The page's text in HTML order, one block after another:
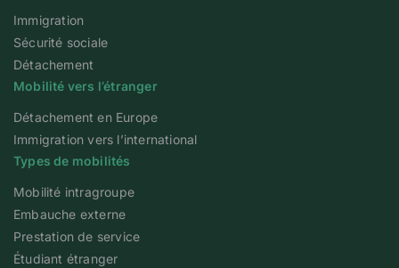
Immigration
Sécurité sociale
Détachement
Mobilité vers l’étranger
Détachement en Europe
Immigration vers l’international
Types de mobilités
Mobilité intragroupe
Embauche externe
Prestation de service
Étudiant étranger